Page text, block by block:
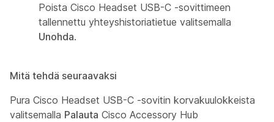
Poista Cisco Headset USB-C -sovittimeen
tallennettu yhteyshistoriatietue valitsemalla
Unohda.
Mitä tehdä seuraavaksi
Pura Cisco Headset USB-C -sovitin korvakuulokkeista
valitsemalla Palauta Cisco Accessory Hub